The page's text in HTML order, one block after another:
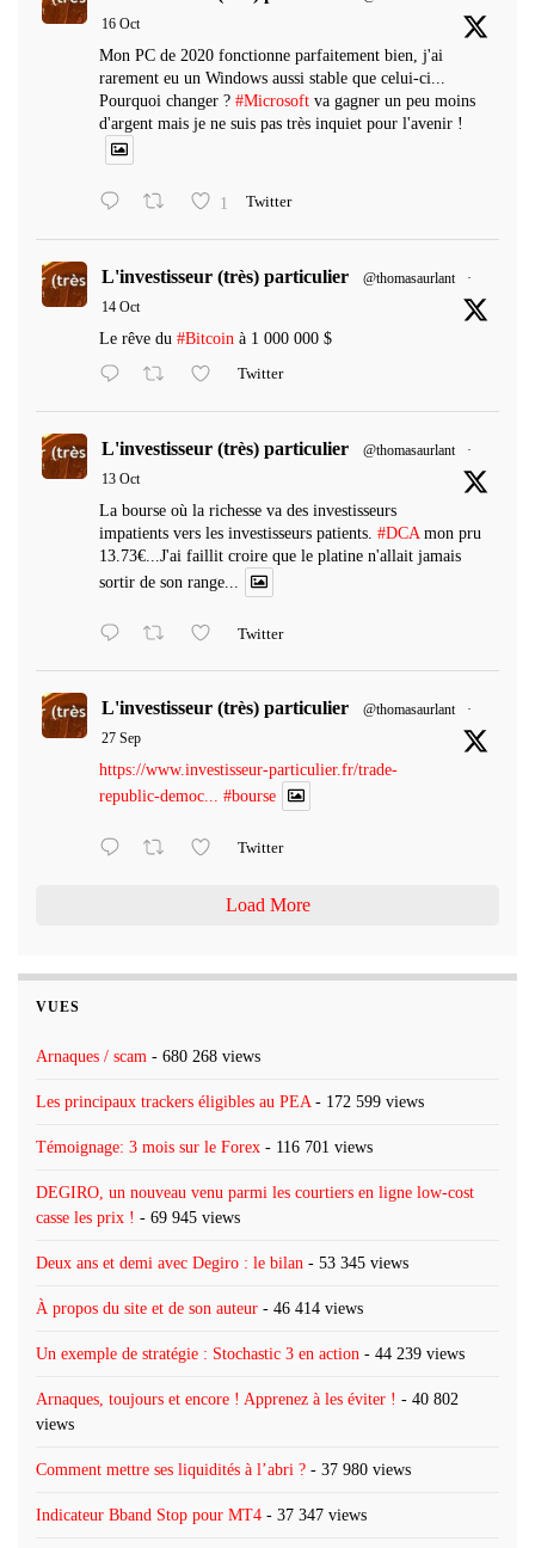
16 Oct
Mon PC de 2020 fonctionne parfaitement bien, j'ai
rarement eu un Windows aussi stable que celui-ci...
Pourquoi changer ? #Microsoft va gagner un peu moins
d'argent mais je ne suis pas très inquiet pour l'avenir !
1 Twitter
L'investisseur (très) particulier @thomasaurlant
·
14 Oct
Le rêve du #Bitcoin à 1 000 000 $
Twitter
L'investisseur (très) particulier @thomasaurlant
·
13 Oct
La bourse où la richesse va des investisseurs
impatients vers les investisseurs patients. #DCA mon pru
13.73€...J'ai faillit croire que le platine n'allait jamais
sortir de son range...
Twitter
L'investisseur (très) particulier @thomasaurlant
·
27 Sep
https://www.investisseur-particulier.fr/trade-
republic-democ... #bourse
Twitter
Load More
VUES
Arnaques / scam - 680 268 views
Les principaux trackers éligibles au PEA - 172 599 views
Témoignage: 3 mois sur le Forex - 116 701 views
DEGIRO, un nouveau venu parmi les courtiers en ligne low-cost
casse les prix ! - 69 945 views
Deux ans et demi avec Degiro : le bilan - 53 345 views
À propos du site et de son auteur - 46 414 views
Un exemple de stratégie : Stochastic 3 en action - 44 239 views
Arnaques, toujours et encore ! Apprenez à les éviter ! - 40 802
views
Comment mettre ses liquidités à l’abri ? - 37 980 views
Indicateur Bband Stop pour MT4 - 37 347 views